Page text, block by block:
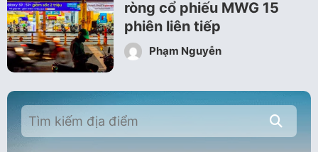
ròng cổ phiếu MWG 15
phiên liên tiếp
Phạm Nguyễn